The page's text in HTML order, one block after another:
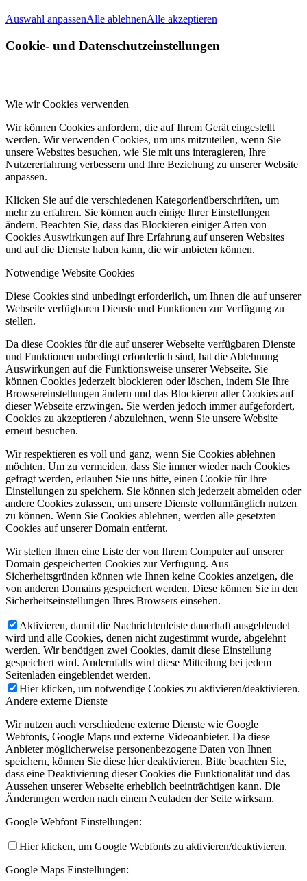
Auswahl anpassenAlle ablehnenAlle akzeptieren
Cookie- und Datenschutzeinstellungen
Wie wir Cookies verwenden
Wir können Cookies anfordern, die auf Ihrem Gerät eingestellt
werden. Wir verwenden Cookies, um uns mitzuteilen, wenn Sie
unsere Websites besuchen, wie Sie mit uns interagieren, Ihre
Nutzererfahrung verbessern und Ihre Beziehung zu unserer Website
anpassen.
Klicken Sie auf die verschiedenen Kategorienüberschriften, um
mehr zu erfahren. Sie können auch einige Ihrer Einstellungen
ändern. Beachten Sie, dass das Blockieren einiger Arten von
Cookies Auswirkungen auf Ihre Erfahrung auf unseren Websites
und auf die Dienste haben kann, die wir anbieten können.
Notwendige Website Cookies
Diese Cookies sind unbedingt erforderlich, um Ihnen die auf unserer
Webseite verfügbaren Dienste und Funktionen zur Verfügung zu
stellen.
Da diese Cookies für die auf unserer Webseite verfügbaren Dienste
und Funktionen unbedingt erforderlich sind, hat die Ablehnung
Auswirkungen auf die Funktionsweise unserer Webseite. Sie
können Cookies jederzeit blockieren oder löschen, indem Sie Ihre
Browsereinstellungen ändern und das Blockieren aller Cookies auf
dieser Webseite erzwingen. Sie werden jedoch immer aufgefordert,
Cookies zu akzeptieren / abzulehnen, wenn Sie unsere Website
erneut besuchen.
Wir respektieren es voll und ganz, wenn Sie Cookies ablehnen
möchten. Um zu vermeiden, dass Sie immer wieder nach Cookies
gefragt werden, erlauben Sie uns bitte, einen Cookie für Ihre
Einstellungen zu speichern. Sie können sich jederzeit abmelden oder
andere Cookies zulassen, um unsere Dienste vollumfänglich nutzen
zu können. Wenn Sie Cookies ablehnen, werden alle gesetzten
Cookies auf unserer Domain entfernt.
Wir stellen Ihnen eine Liste der von Ihrem Computer auf unserer
Domain gespeicherten Cookies zur Verfügung. Aus
Sicherheitsgründen können wie Ihnen keine Cookies anzeigen, die
von anderen Domains gespeichert werden. Diese können Sie in den
Sicherheitseinstellungen Ihres Browsers einsehen.
Aktivieren, damit die Nachrichtenleiste dauerhaft ausgeblendet
wird und alle Cookies, denen nicht zugestimmt wurde, abgelehnt
werden. Wir benötigen zwei Cookies, damit diese Einstellung
gespeichert wird. Andernfalls wird diese Mitteilung bei jedem
Seitenladen eingeblendet werden.
Hier klicken, um notwendige Cookies zu aktivieren/deaktivieren.
Andere externe Dienste
Wir nutzen auch verschiedene externe Dienste wie Google
Webfonts, Google Maps und externe Videoanbieter. Da diese
Anbieter möglicherweise personenbezogene Daten von Ihnen
speichern, können Sie diese hier deaktivieren. Bitte beachten Sie,
dass eine Deaktivierung dieser Cookies die Funktionalität und das
Aussehen unserer Webseite erheblich beeinträchtigen kann. Die
Änderungen werden nach einem Neuladen der Seite wirksam.
Google Webfont Einstellungen:
Hier klicken, um Google Webfonts zu aktivieren/deaktivieren.
Google Maps Einstellungen: